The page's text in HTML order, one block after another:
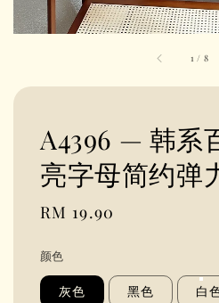
1 / 8
A4396 — 韩系
亮字母简约弹
Regular
RM 19.90
颜色
灰色 黑色 白